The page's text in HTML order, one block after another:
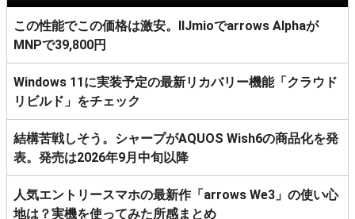
この性能でこの価格は激安。IIJmioでarrows Alphaが
MNPで39,800円
Windows 11に実装予定の最新リカバリー機能「クラウド
リビルド」をチェック
結構苦戦しそう。シャープがAQUOS Wish6の商品化を発
表。発売は2026年9月中旬以降
人気エントリースマホの最新作「arrows We3」の使い心
地は？実機を使ってみた所感まとめ